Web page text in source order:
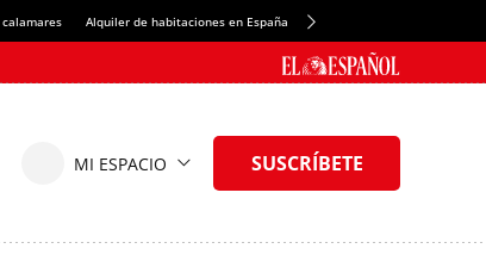
calamares Alquiler de habitaciones en España Crédito del Spotify Camp Nou